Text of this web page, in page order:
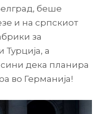
беше
и на српскиот
за
Турција, а
дека планира
во Германија!